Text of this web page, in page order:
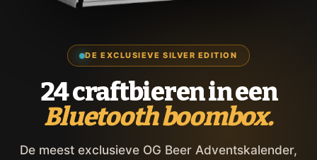
DE EXCLUSIEVE SILVER EDITION
24 craftbieren in een
Bluetooth boombox.
De meest exclusieve OG Beer Adventskalender,